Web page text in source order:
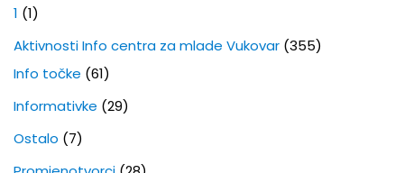
1 (1)
Aktivnosti Info centra za mlade Vukovar (355)
Info točke (61)
Informativke (29)
Ostalo (7)